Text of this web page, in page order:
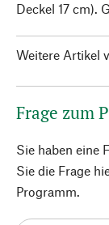
Deckel 17 cm).
Weitere Artikel
Frage zum
Sie haben eine
Sie die Frage
Programm.